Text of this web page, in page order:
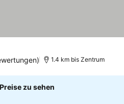
1.4 km bis Zentrum
zu sehen